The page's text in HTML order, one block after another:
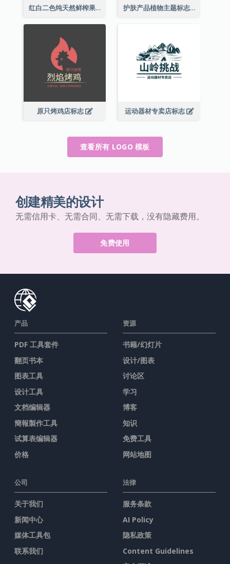
红白二色纯天然鲜榨果汁标志 护肤产品植物主题标志
原只烤鸡店标志 运动器材专卖店标志
查看所有 LOGO 模板
创建精美的设计
无需信用卡、无需合同、无需下载，没有隐藏费用。
免费使用
产品
PDF 工具套件
翻页书本
图表工具
设计工具
文档编辑器
簡報製作工具
试算表编辑器
价格
资源
书籍/幻灯片
设计/图表
讨论区
学习
博客
知识
免费工具
网站地图
公司
关于我们
新闻中心
媒体工具包
联系我们
法律
服务条款
AI Policy
隐私政策
Content Guidelines